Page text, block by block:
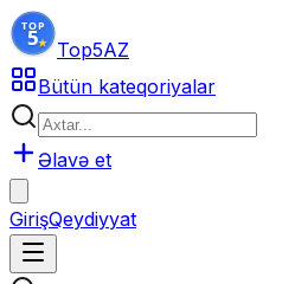
Top5AZ
Bütün kateqoriyalar
Əlavə et
GirişQeydiyyat